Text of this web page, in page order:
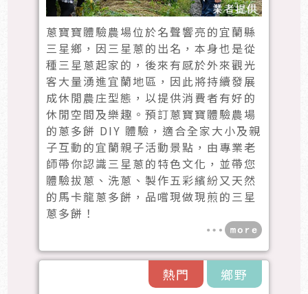
蔥寶寶體驗農場位於名聲響亮的宜蘭縣
三星鄉，因三星蔥的出名，本身也是從
種三星蔥起家的，後來有感於外來觀光
客大量湧進宜蘭地區，因此將持續發展
成休閒農庄型態，以提供消費者有好的
休閒空間及樂趣。預訂蔥寶寶體驗農場
的蔥多餅 DIY 體驗，適合全家大小及親
子互動的宜蘭親子活動景點，由專業老
師帶你認識三星蔥的特色文化，並帶您
體驗拔蔥、洗蔥、製作五彩繽紛又天然
的馬卡龍蔥多餅，品嚐現做現煎的三星
蔥多餅！
鄉野
熱門